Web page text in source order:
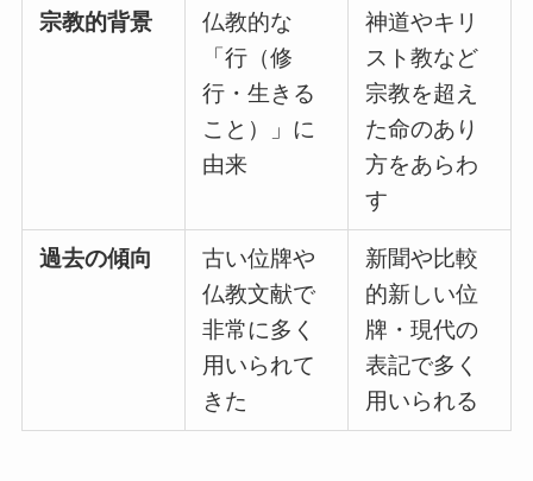
宗教的背景
仏教的な
「行（修
行・生きる
こと）」に
由来
神道やキリ
スト教など
宗教を超え
た命のあり
方をあらわ
す
過去の傾向
古い位牌や
仏教文献で
非常に多く
用いられて
きた
新聞や比較
的新しい位
牌・現代の
表記で多く
用いられる